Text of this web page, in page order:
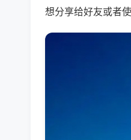
想分享给好友或者